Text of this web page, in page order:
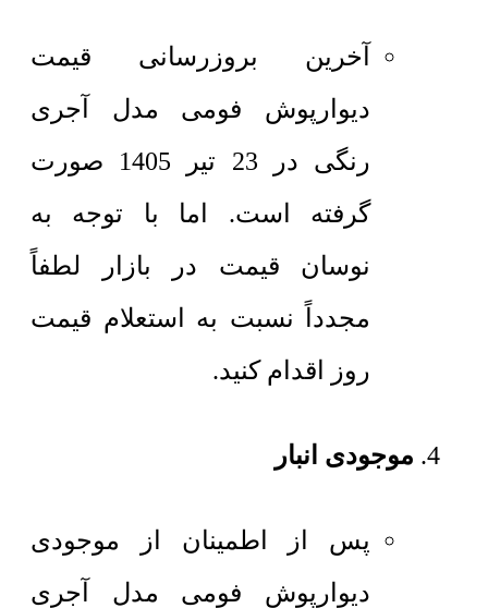
آخرین بروزرسانی قیمت
دیوارپوش فومی مدل آجری
رنگی در 23 تیر 1405 صورت
گرفته است. اما با توجه به
نوسان قیمت در بازار لطفاً
مجدداً نسبت به استعلام قیمت
روز اقدام کنید.
موجودی انبار
پس از اطمینان از موجودی
دیوارپوش فومی مدل آجری